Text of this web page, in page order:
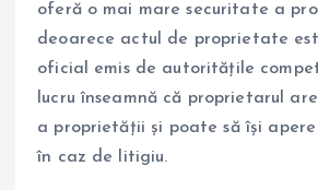
oferă o mai mare securitate a
deoarece actul de proprietate
oficial emis de autoritățile
lucru înseamnă că proprietarul
a proprietății și poate să își
în caz de litigiu.